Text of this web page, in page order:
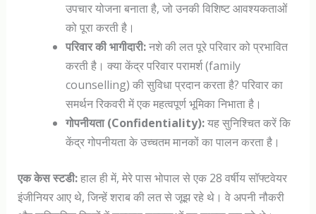
उपचार योजना बनाता है, जो उनकी विशिष्ट आवश्यकताओं
को पूरा करती है।
परिवार की भागीदारी:नशे की लत पूरे परिवार को प्रभावित
करती है। क्या केंद्र परिवार परामर्श (family
counselling) की सुविधा प्रदान करता है? परिवार का
समर्थन रिकवरी में एक महत्वपूर्ण भूमिका निभाता है।
गोपनीयता (Confidentiality):यह सुनिश्चित करें कि
केंद्र गोपनीयता के उच्चतम मानकों का पालन करता है।
एक केस स्टडी:हाल ही में, मेरे पास भोपाल से एक 28 वर्षीय सॉफ्टवेयर
इंजीनियर आए थे, जिन्हें शराब की लत से जूझ रहे थे। वे अपनी नौकरी